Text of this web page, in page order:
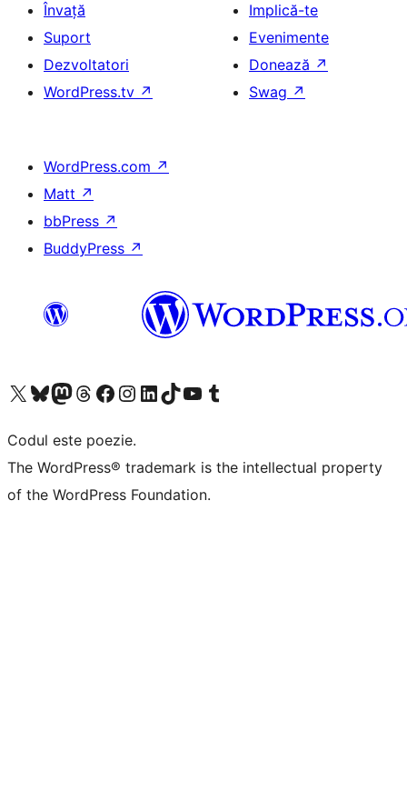
Învață
Suport
Dezvoltatori
WordPress.tv ↗
Implică-te
Evenimente
Donează ↗
Swag ↗
WordPress.com ↗
Matt ↗
bbPress ↗
BuddyPress ↗
Mergi la contul nostru X (fost Twitter)
Vizitează contul nostru Bluesky
Vizitează contul nostru Mastodon
Vizitează contul nostru Threads
Vizitează pagina noastră Facebook
Vizitează-ne pe Instagram
Vizitează-ne pe LinkedIn
Vizitează contul nostru TikTok
Vizitează canalul nostru YouTube
Vizitează contul nostru Tumblr
Codul este poezie.
The WordPress® trademark is the intellectual property
of the WordPress Foundation.